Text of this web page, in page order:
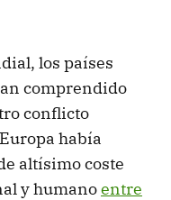
los países
comprendido
conflicto
había
altísimo coste
y humanoentre